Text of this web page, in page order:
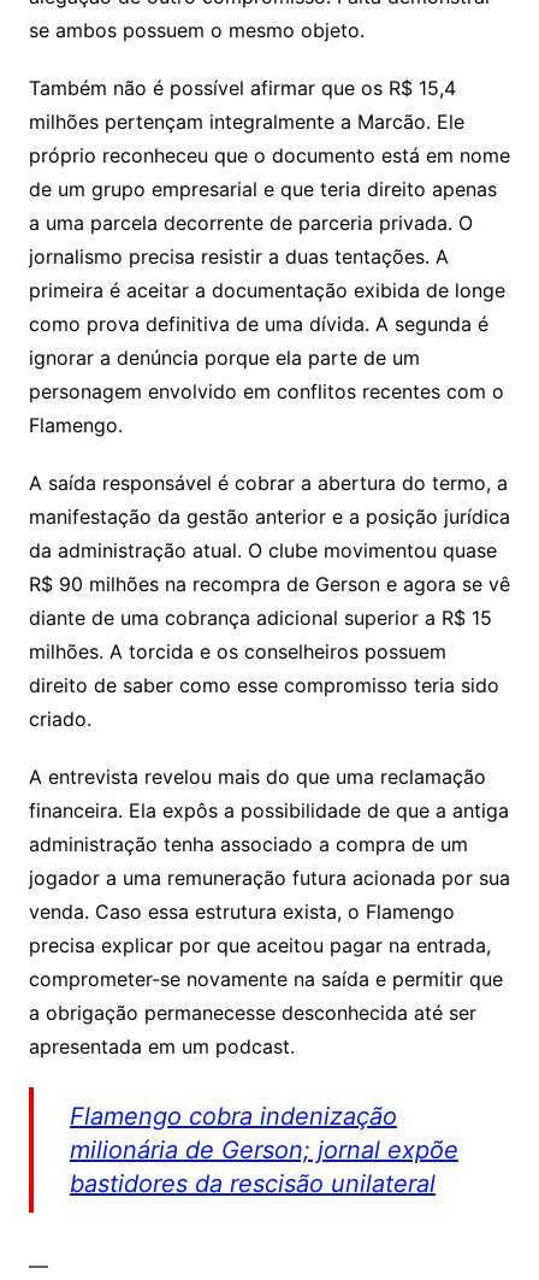
se ambos possuem o mesmo objeto.
Também não é possível afirmar que os R$ 15,4
milhões pertençam integralmente a Marcão. Ele
próprio reconheceu que o documento está em nome
de um grupo empresarial e que teria direito apenas
a uma parcela decorrente de parceria privada. O
jornalismo precisa resistir a duas tentações. A
primeira é aceitar a documentação exibida de longe
como prova definitiva de uma dívida. A segunda é
ignorar a denúncia porque ela parte de um
personagem envolvido em conflitos recentes com o
Flamengo.
A saída responsável é cobrar a abertura do termo, a
manifestação da gestão anterior e a posição jurídica
da administração atual. O clube movimentou quase
R$ 90 milhões na recompra de Gerson e agora se vê
diante de uma cobrança adicional superior a R$ 15
milhões. A torcida e os conselheiros possuem
direito de saber como esse compromisso teria sido
criado.
A entrevista revelou mais do que uma reclamação
financeira. Ela expôs a possibilidade de que a antiga
administração tenha associado a compra de um
jogador a uma remuneração futura acionada por sua
venda. Caso essa estrutura exista, o Flamengo
precisa explicar por que aceitou pagar na entrada,
comprometer-se novamente na saída e permitir que
a obrigação permanecesse desconhecida até ser
apresentada em um podcast.
Flamengo cobra indenização
milionária de Gerson; jornal expõe
bastidores da rescisão unilateral
—